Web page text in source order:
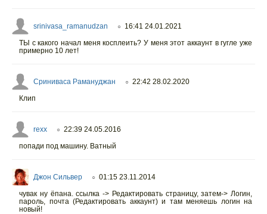
srinivasa_ramanudzan ○ 16:41 24.01.2021
ТЫ с какого начал меня косплеить? У меня этот аккаунт в гугле уже
примерно 10 лет!
Сриниваса Рамануджан ○ 22:42 28.02.2020
Клип
rexx ○ 22:39 24.05.2016
попади под машину. Ватный
Джон Сильвер ○ 01:15 23.11.2014
чувак ну ёпана. ссылка -> Редактировать страницу, затем-> Логин,
пароль, почта (Редактировать аккаунт) и там меняешь логин на
новый!